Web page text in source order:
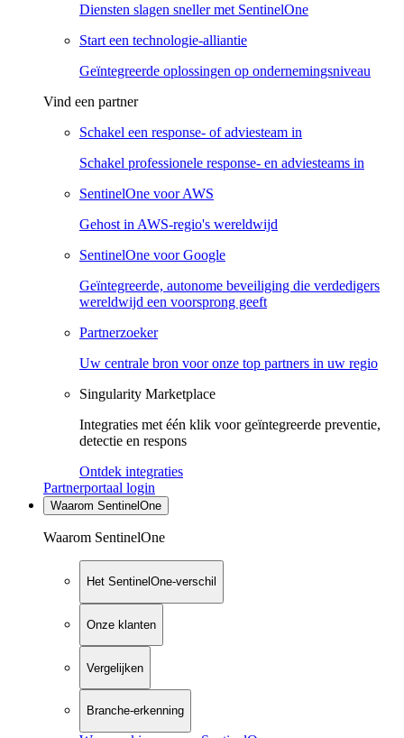
Diensten slagen sneller met SentinelOne
Start een technologie-alliantie
Geïntegreerde oplossingen op ondernemingsniveau
Vind een partner
Schakel een response- of adviesteam in
Schakel professionele response- en adviesteams in
SentinelOne voor AWS
Gehost in AWS-regio's wereldwijd
SentinelOne voor Google
Geïntegreerde, autonome beveiliging die verdedigers
wereldwijd een voorsprong geeft
Partnerzoeker
Uw centrale bron voor onze top partners in uw regio
Singularity Marketplace
Integraties met één klik voor geïntegreerde preventie,
detectie en respons
Ontdek integraties
Partnerportaal login
Waarom SentinelOne
Waarom SentinelOne
Het SentinelOne-verschil
Onze klanten
Vergelijken
Branche-erkenning